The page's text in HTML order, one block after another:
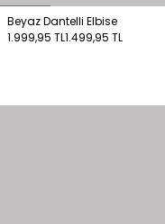
Beyaz Dantelli Elbise
1.999,95 TL1.499,95 TL